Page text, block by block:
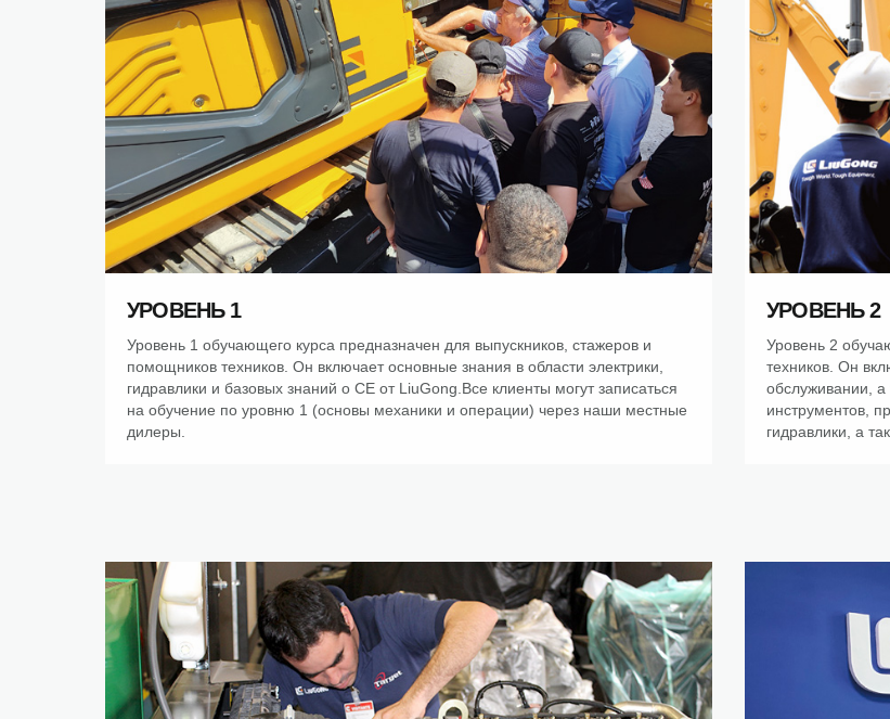
УРОВЕНЬ 1
Уровень 1 обучающего курса предназначен для выпускников, стажеров и
помощников техников. Он включает основные знания в области электрики,
гидравлики и базовых знаний о CE от LiuGong.Все клиенты могут записаться
на обучение по уровню 1 (основы механики и операции) через наши местные
дилеры.
УРОВЕНЬ 2
Уровень 2
техников. Он
обслуживании, а
инструментов,
гидравлики, а